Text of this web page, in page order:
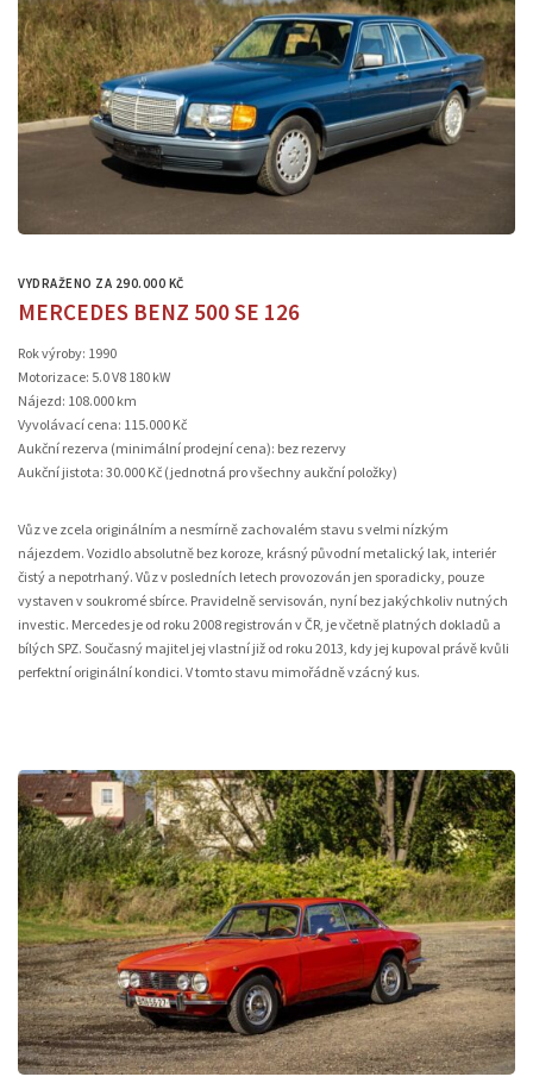
VYDRAŽENO ZA 290.000 KČ
MERCEDES BENZ 500 SE 126
Rok výroby: 1990
Motorizace: 5.0 V8 180 kW
Nájezd: 108.000 km
Vyvolávací cena: 115.000 Kč
Aukční rezerva (minimální prodejní cena): bez rezervy
Aukční jistota: 30.000 Kč (jednotná pro všechny aukční položky)
Vůz ve zcela originálním a nesmírně zachovalém stavu s velmi nízkým
nájezdem. Vozidlo absolutně bez koroze, krásný původní metalický lak, interiér
čistý a nepotrhaný. Vůz v posledních letech provozován jen sporadicky, pouze
vystaven v soukromé sbírce. Pravidelně servisován, nyní bez jakýchkoliv nutných
investic. Mercedes je od roku 2008 registrován v ČR, je včetně platných dokladů a
bílých SPZ. Současný majitel jej vlastní již od roku 2013, kdy jej kupoval právě kvůli
perfektní originální kondici. V tomto stavu mimořádně vzácný kus.